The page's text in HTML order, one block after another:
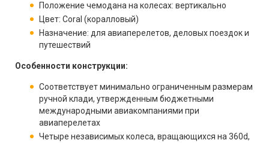
Положение чемодана на колесах: вертикально
Цвет: Coral (коралловый)
Назначение: для авиаперелетов, деловых поездок и
путешествий
Особенности конструкции:
Соответствует минимально ограниченным размерам
ручной клади, утвержденным бюджетными
международными авиакомпаниями при
авиаперелетах
Четыре независимых колеса, вращающихся на 360d,